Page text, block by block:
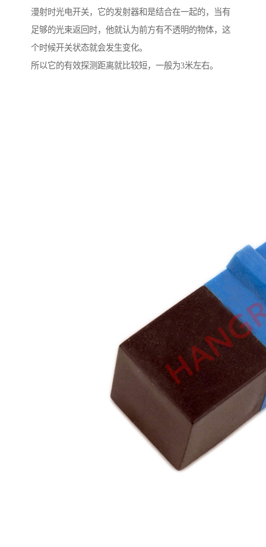
漫射时光电开关，它的发射器和是结合在一起的，当有
足够的光束返回时，他就认为前方有不透明的物体，这
个时候开关状态就会发生变化。
所以它的有效探测距离就比较短，一般为3米左右。